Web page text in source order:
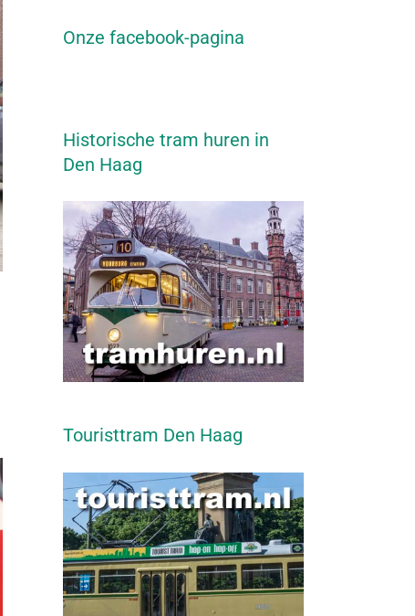
Onze facebook-pagina
Historische tram huren in
Den Haag
Touristtram Den Haag